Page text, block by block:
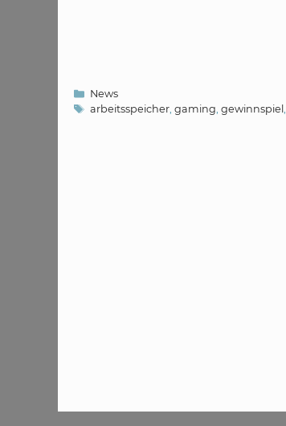
Kategorien
News
Schlagwörter
arbeitsspeicher,gaming,gewinnspiel,